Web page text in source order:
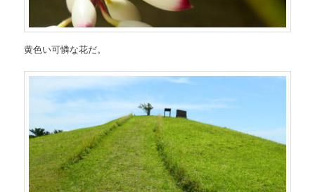
黄色い可憐な花だ。